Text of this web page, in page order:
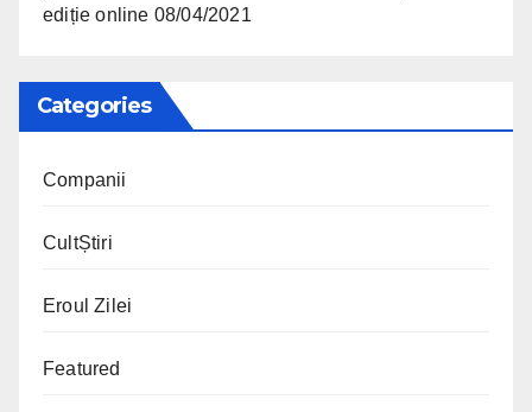
ediție online 08/04/2021
Categories
Companii
CultȘtiri
Eroul Zilei
Featured